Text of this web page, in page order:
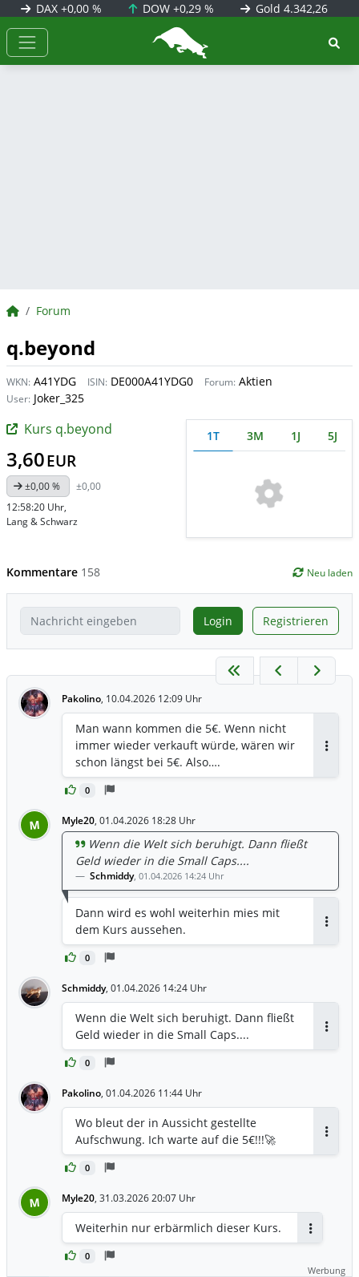
DAX +0,00 % DOW+0,29 % Gold 4.342,26
BörsenNEWS.de
BörsenNEWS.de
Forum
q.beyond
WKN: A41YDG ISIN: DE000A41YDG0 Forum: Aktien
User: Joker_325
Kurs q.beyond
3,60EUR
±0,00 %
±0,00
12:58:20 Uhr,
Lang & Schwarz
1T 3M 1J 5J
Kommentare 158 Neu laden
Login Registrieren
Pakolino, 10.04.2026 12:09 Uhr
0
Man wann kommen die 5€. Wenn nicht
immer wieder verkauft würde, wären wir
schon längst bei 5€. Also….
M Myle20, 01.04.2026 18:28 Uhr
0
Wenn die Welt sich beruhigt. Dann fließt
Geld wieder in die Small Caps....
Schmiddy, 01.04.2026 14:24 Uhr
Dann wird es wohl weiterhin mies mit
dem Kurs aussehen.
Schmiddy, 01.04.2026 14:24 Uhr
0
Wenn die Welt sich beruhigt. Dann fließt
Geld wieder in die Small Caps....
Pakolino, 01.04.2026 11:44 Uhr
0
Wo bleut der in Aussicht gestellte
Aufschwung. Ich warte auf die 5€!!!🚀
M Myle20, 31.03.2026 20:07 Uhr
0
Weiterhin nur erbärmlich dieser Kurs.
Werbung